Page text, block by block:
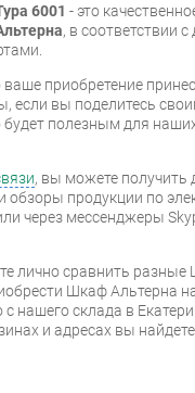
6001 - это
, в соответствии
приобретение
если вы поделитесь
будет полезным для
, вы можете получить
продукции по
через мессенджеры
лично сравнить
Шкаф Альтерна
нашего склада в
и адресах вы